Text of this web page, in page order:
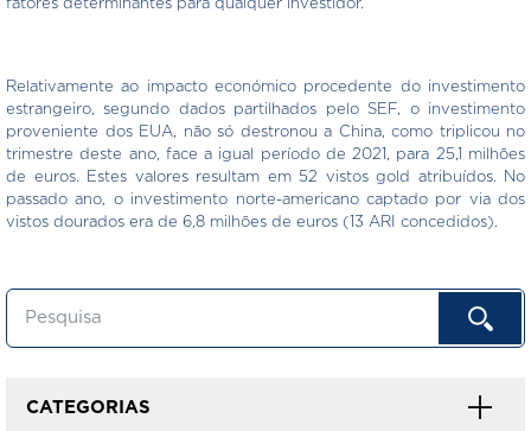
fatores determinantes para qualquer investidor.”
Relativamente ao impacto económico procedente do investimento
estrangeiro, segundo dados partilhados pelo SEF, o investimento
proveniente dos EUA, não só destronou a China, como triplicou no
trimestre deste ano, face a igual período de 2021, para 25,1 milhões
de euros. Estes valores resultam em 52 vistos gold atribuídos. No
passado ano, o investimento norte-americano captado por via dos
vistos dourados era de 6,8 milhões de euros (13 ARI concedidos).
CATEGORIAS